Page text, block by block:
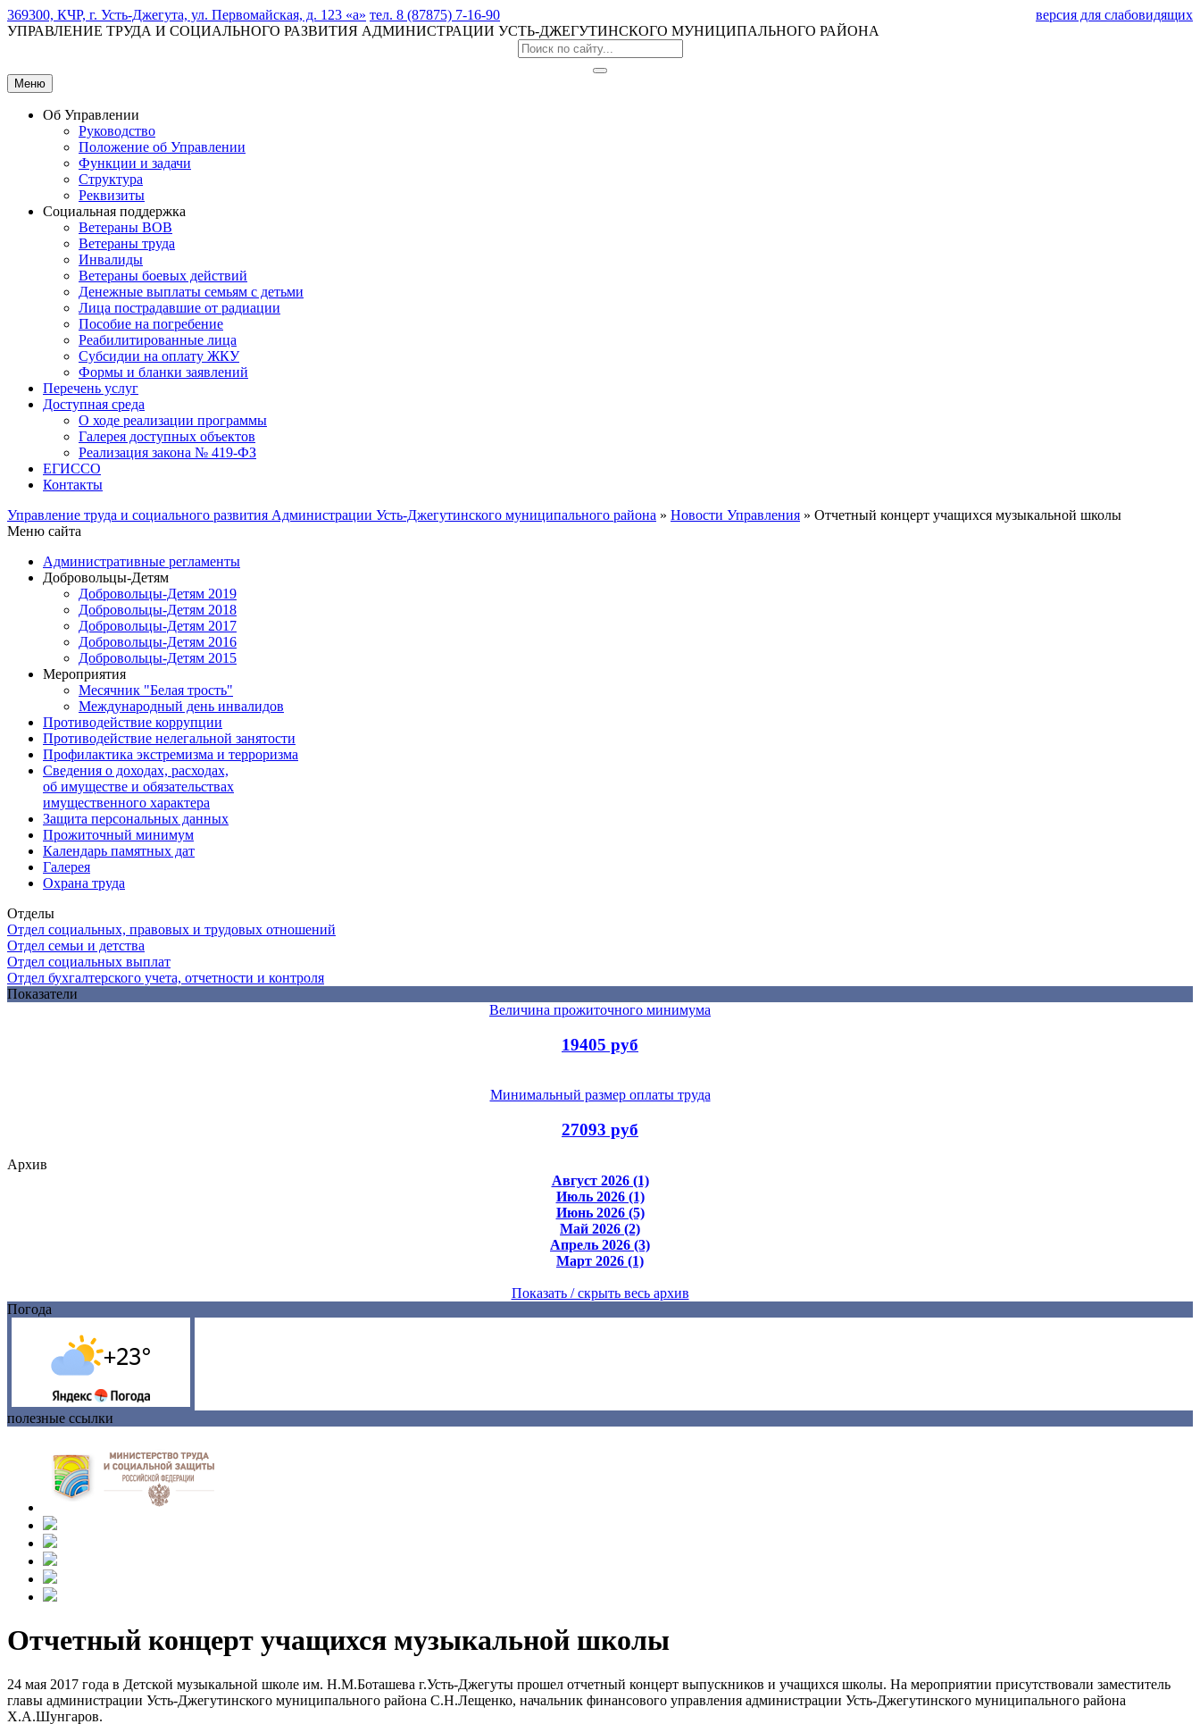
369300, КЧР, г. Усть-Джегута, ул. Первомайская, д. 123 «а» тел. 8 (87875) 7-16-90
версия для слабовидящих
УПРАВЛЕНИЕ ТРУДА И СОЦИАЛЬНОГО РАЗВИТИЯ АДМИНИСТРАЦИИ УСТЬ-ДЖЕГУТИНСКОГО МУНИЦИПАЛЬНОГО РАЙОНА
Меню
Об Управлении
Руководство
Положение об Управлении
Функции и задачи
Структура
Реквизиты
Социальная поддержка
Ветераны ВОВ
Ветераны труда
Инвалиды
Ветераны боевых действий
Денежные выплаты семьям с детьми
Лица пострадавшие от радиации
Пособие на погребение
Реабилитированные лица
Субсидии на оплату ЖКУ
Формы и бланки заявлений
Перечень услуг
Доступная среда
О ходе реализации программы
Галерея доступных объектов
Реализация закона № 419-ФЗ
ЕГИСCО
Контакты
Управление труда и социального развития Администрации Усть-Джегутинского муниципального района » Новости Управления » Отчетный концерт учащихся музыкальной школы
Меню сайта
Административные регламенты
Добровольцы-Детям
Добровольцы-Детям 2019
Добровольцы-Детям 2018
Добровольцы-Детям 2017
Добровольцы-Детям 2016
Добровольцы-Детям 2015
Мероприятия
Месячник "Белая трость"
Международный день инвалидов
Противодействие коррупции
Противодействие нелегальной занятости
Профилактика экстремизма и терроризма
Сведения о доходах, расходах,
об имуществе и обязательствах
имущественного характера
Защита персональных данных
Прожиточный минимум
Календарь памятных дат
Галерея
Охрана труда
Отделы
Отдел социальных, правовых и трудовых отношений
Отдел семьи и детства
Отдел социальных выплат
Отдел бухгалтерского учета, отчетности и контроля
Показатели
Величина прожиточного минимума
19405 руб
Минимальный размер оплаты труда
27093 руб
Архив
Август 2026 (1)
Июль 2026 (1)
Июнь 2026 (5)
Май 2026 (2)
Апрель 2026 (3)
Март 2026 (1)
Показать / скрыть весь архив
Погода
полезные ссылки
Отчетный концерт учащихся музыкальной школы
24 мая 2017 года в Детской музыкальной школе им. Н.М.Боташева г.Усть-Джегуты прошел отчетный концерт выпускников и учащихся школы. На мероприятии присутствовали заместитель
главы администрации Усть-Джегутинского муниципального района С.Н.Лещенко, начальник финансового управления администрации Усть-Джегутинского муниципального района
Х.А.Шунгаров.